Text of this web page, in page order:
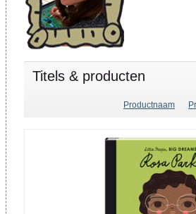
Titels & producten
Productnaam